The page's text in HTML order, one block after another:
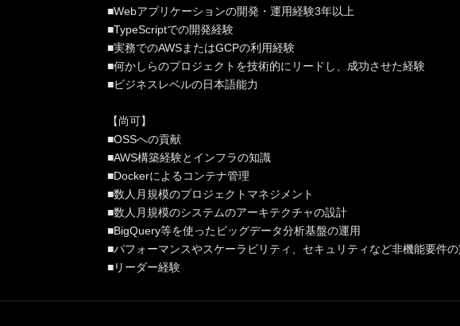
■Webアプリケーションの開発・運用経験3年以上
■TypeScriptでの開発経験
■実務でのAWSまたはGCPの利用経験
■何かしらのプロジェクトを技術的にリードし、成功させた経験
■ビジネスレベルの日本語能力
【尚可】
■OSSへの貢献
■AWS構築経験とインフラの知識
■Dockerによるコンテナ管理
■数人月規模のプロジェクトマネジメント
■数人月規模のシステムのアーキテクチャの設計
■BigQuery等を使ったビッグデータ分析基盤の運用
■パフォーマンスやスケーラビリティ、セキュリティなど非機能要件
■リーダー経験